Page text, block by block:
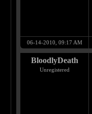
06-14-2010, 09:17 AM
BloodlyDeath
Unregistered